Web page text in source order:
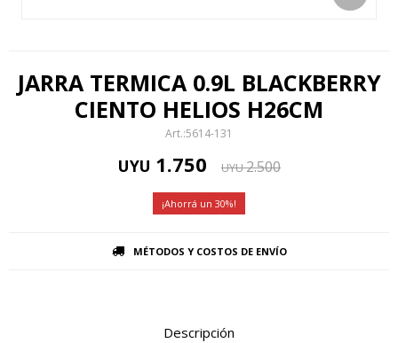
JARRA TERMICA 0.9L BLACKBERRY
CIENTO HELIOS H26CM
5614-131
UYU 1.750 UYU2.500
30
MÉTODOS Y COSTOS DE ENVÍO
Descripción